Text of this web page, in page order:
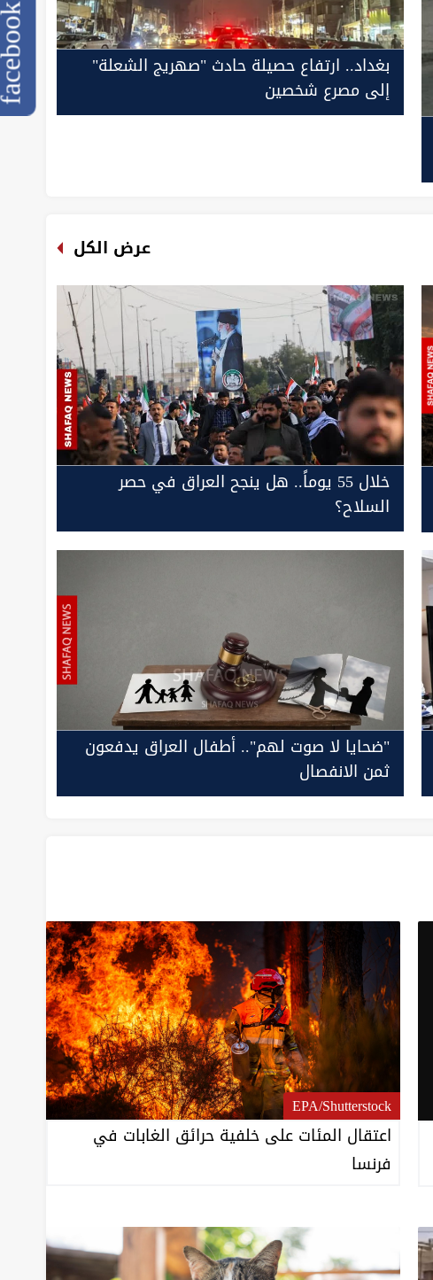
بغداد.. ارتفاع حصيلة حادث "صهريج الشعلة"
إلى مصرع شخصين
عرض الكل
خلال 55 يوماً.. هل ينجح العراق في حصر
السلاح؟
"ضحايا لا صوت لهم".. أطفال العراق يدفعون
ثمن الانفصال
EPA/Shutterstock
اعتقال المئات على خلفية حرائق الغابات في
فرنسا